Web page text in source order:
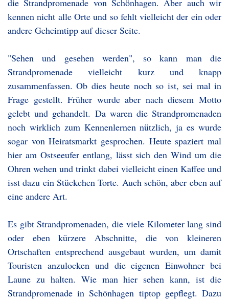
die Strandpromenade von Schönhagen. Aber auch wir
kennen nicht alle Orte und so fehlt vielleicht der ein oder
andere Geheimtipp auf dieser Seite.
"Sehen und gesehen werden", so kann man die
Strandpromenade vielleicht kurz und knapp
zusammenfassen. Ob dies heute noch so ist, sei mal in
Frage gestellt. Früher wurde aber nach diesem Motto
gelebt und gehandelt. Da waren die Strandpromenaden
noch wirklich zum Kennenlernen nützlich, ja es wurde
sogar von Heiratsmarkt gesprochen. Heute spaziert mal
hier am Ostseeufer entlang, lässt sich den Wind um die
Ohren wehen und trinkt dabei vielleicht einen Kaffee und
isst dazu ein Stückchen Torte. Auch schön, aber eben auf
eine andere Art.
Es gibt Strandpromenaden, die viele Kilometer lang sind
oder eben kürzere Abschnitte, die von kleineren
Ortschaften entsprechend ausgebaut wurden, um damit
Touristen anzulocken und die eigenen Einwohner bei
Laune zu halten. Wie man hier sehen kann, ist die
Strandpromenade in Schönhagen tiptop gepflegt. Dazu